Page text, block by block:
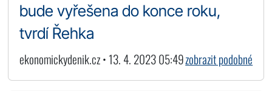
bude vyřešena do konce roku,
tvrdí Řehka
ekonomickydenik.cz • 13. 4. 2023 05:49zobrazit podobné